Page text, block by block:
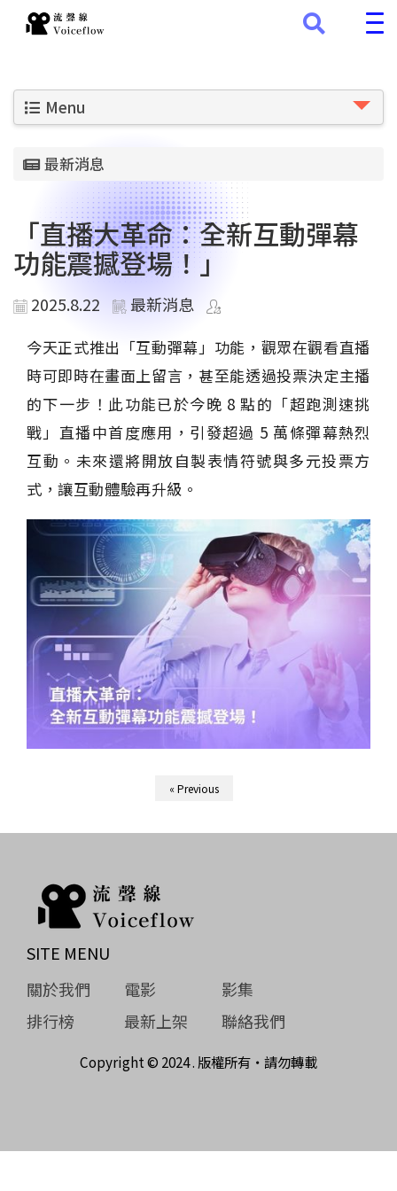
Menu
最新消息
「直播大革命：全新互動彈幕
功能震撼登場！」
2025.8.22 最新消息
今天正式推出「互動彈幕」功能，觀眾在觀看直播
時可即時在畫面上留言，甚至能透過投票決定主播
的下一步！此功能已於今晚 8 點的「超跑測速挑
戰」直播中首度應用，引發超過 5 萬條彈幕熱烈
互動。未來還將開放自製表情符號與多元投票方
式，讓互動體驗再升級。
« Previous
SITE MENU
關於我們
電影
影集
排行榜
最新上架 聯絡我們
Copyright © 2024 . 版權所有‧請勿轉載